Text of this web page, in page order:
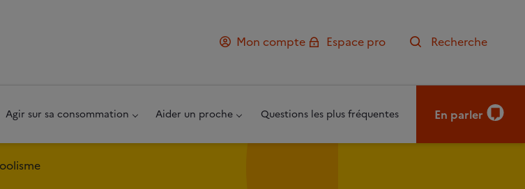
Mon compte
Espace pro Recherche
Agir sur sa consommation Aider un proche Questions les plus fréquentes En parler